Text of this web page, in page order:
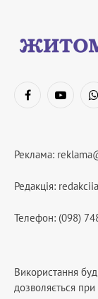
FacebookYouTube
Реклама:
Редакція:
Телефон: (098)
Використання
дозволяється